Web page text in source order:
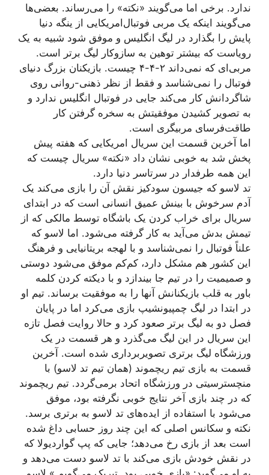
ندارد. برخی اما می‌گویند «نکته» را می‌رساند. بعضی‌ها
می‌گویند اینکه یک مربی فوتبال‌امریکایی از ینگه‌ دنیا
پایش را بگذارد در لیگ انگلیس و موفق شود شبیه به یک
رویاست که بیشتر توهین به سازوکار لیگ برتر است.
مربی‌ای که نمی‌داند ۲-۴-۴ چیست. بازیکنان بزرگ دنیای
فوتبال را نمی‌شناسد و فقط از نظر ذهنی-روانی روی
شاگردانش کار می‌کند جایی در فوتبال انگلیس ندارد و
به تصویر کشیدن موفقیتش به سخره گرفتن کار
طاقت‌فرسای مربیگری است.
اما آخرین قسمت این سریال امریکایی که هفته پیش
پخش شد به خوبی نشان داد «نکته» سریال چیست که
این همه طرفدار در سرتاسر دنیا دارد.
تد لاسو که جیسون سودکیز نقش آن را بازی می‌کند یک
آدم سرخوش با بینش عمیق انسانی‌ است که در ابتدای
سریال برای خراب کردن یک باشگاه توسط مالکی که از
تیمش بدش می‌آید به کار گرفته می‌شود. اما لاسو که
علناً فوتبال را نمی‌شناسد و با لهجه بریتانیایی و فرهنگ
این کشور هم مشکل دارد، کم‌کم موفق می‌شود دوستی
و صمیمیت را در تیم جا بیندازد و با دیکته کردن کلمه
باور به قلب بازیکنانش آنها را به موفقیت برساند. تیم او
در ابتدا در لیگ چمپیونشیپ بازی می‌کرد اما در پایان
فصل دو به لیگ برتر صعود کرد و حالا روایت فصل تازه
این سریال در این لیگ می‌گذرد و هر قسمت در یک
ورزشگاه لیگ برتری تصویربرداری شده است. آخرین
قسمت به بازی تیم ریچموند (همان تیم تد لاسو) با
منچسترسیتی در ورزشگاه اتحاد برمی‌گردد. تیم ریچموند
که در چند بازی آخر نتایج خوبی نگرفته بود، موفق
می‌شود با استفاده از ایده‌های تد لاسو به برتری برسد.
نکته و سکانس اصلی که این چند روز حسابی داغ شده
است بعد از بازی رخ می‌دهد؛ جایی که پپ گواردیولا که
در نقش خودش بازی می‌کند با تد لاسو دست می‌دهد و